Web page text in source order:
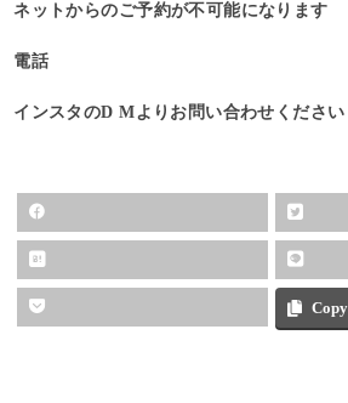
ネットからのご予約が不可能になります
電話
インスタのD Mよりお問い合わせください
Copy